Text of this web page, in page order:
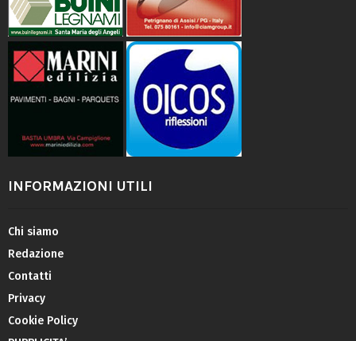
INFORMAZIONI UTILI
Chi siamo
Redazione
Contatti
Privacy
Cookie Policy